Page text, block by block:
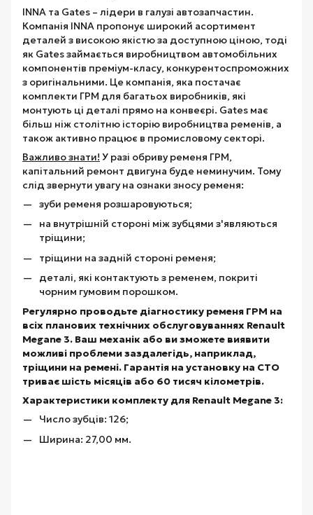
INNA та Gates – лідери в галузі автозапчастин.
Компанія INNA пропонує широкий асортимент
деталей з високою якістю за доступною ціною, тоді
як Gates займається виробництвом автомобільних
компонентів преміум-класу, конкурентоспроможних
з оригінальними. Це компанія, яка постачає
комплекти ГРМ для багатьох виробників, які
монтують ці деталі прямо на конвеєрі. Gates має
більш ніж столітню історію виробництва ременів, а
також активно працює в промисловому секторі.
Важливо знати! У разі обриву ременя ГРМ,
капітальний ремонт двигуна буде неминучим. Тому
слід звернути увагу на ознаки зносу ременя:
зуби ременя розшаровуються;
на внутрішній стороні між зубцями з'являються
тріщини;
тріщини на задній стороні ременя;
деталі, які контактують з ременем, покриті
чорним гумовим порошком.
Регулярно проводьте діагностику ременя ГРМ на
всіх планових технічних обслуговуваннях Renault
Megane 3. Ваш механік або ви зможете виявити
можливі проблеми заздалегідь, наприклад,
тріщини на ремені. Гарантія на установку на СТО
триває шість місяців або 60 тисяч кілометрів.
Характеристики комплекту для Renault Megane 3:
Число зубців: 126;
Ширина: 27,00 мм.